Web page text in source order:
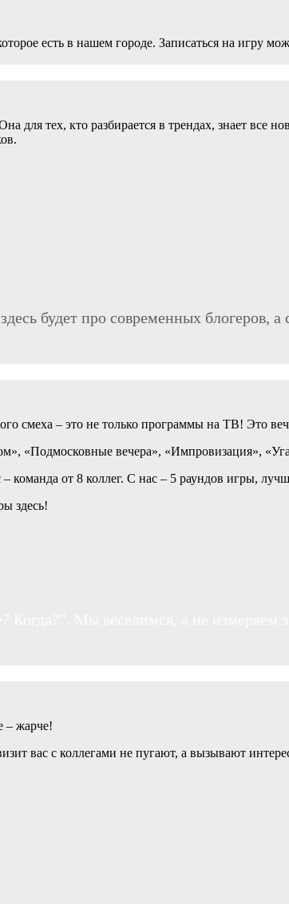
есть в нашем городе. Записаться на игру
для тех, кто разбирается в трендах, знает
будет про современных блогеров,
смеха – это не только программы на ТВ! Это
«Подмосковные вечера», «Импровизация»,
– команда от 8 коллег. С нас – 5 раундов игры,
здесь!
– жарче!
вас с коллегами не пугают, а вызывают